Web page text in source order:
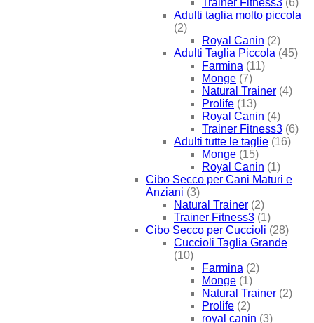
Trainer Fitness3 (6)
Adulti taglia molto piccola
(2)
Royal Canin (2)
Adulti Taglia Piccola (45)
Farmina (11)
Monge (7)
Natural Trainer (4)
Prolife (13)
Royal Canin (4)
Trainer Fitness3 (6)
Adulti tutte le taglie (16)
Monge (15)
Royal Canin (1)
Cibo Secco per Cani Maturi e
Anziani (3)
Natural Trainer (2)
Trainer Fitness3 (1)
Cibo Secco per Cuccioli (28)
Cuccioli Taglia Grande
(10)
Farmina (2)
Monge (1)
Natural Trainer (2)
Prolife (2)
royal canin (3)